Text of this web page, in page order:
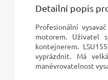
Detailní popis
Profesionální
motorem. Uživatel
kontejnerem.
vyprázdnit. Má
manévrovatelnost